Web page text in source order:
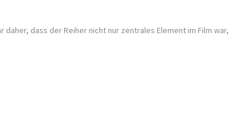
dass der Reiher nicht nur zentrales Element im Film war,